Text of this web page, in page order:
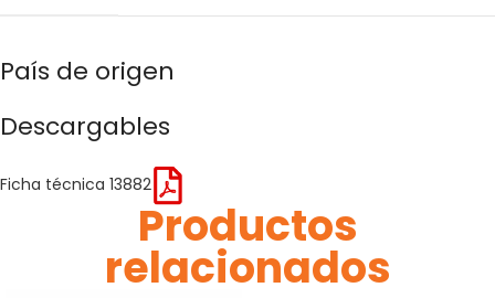
País de origen
Descargables
Ficha técnica 13882
Productos
relacionados